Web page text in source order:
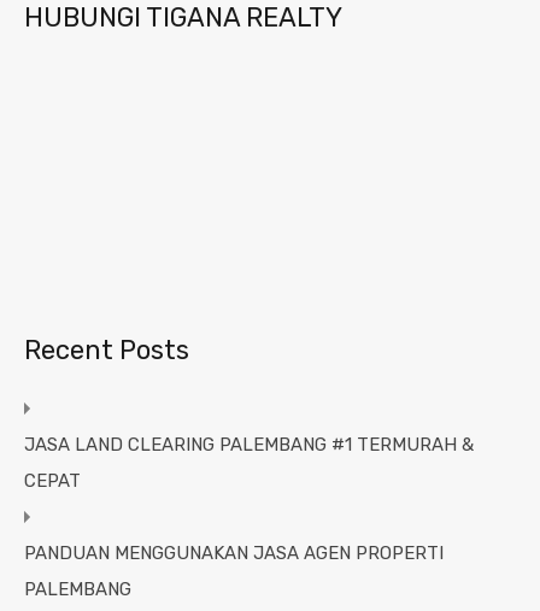
HUBUNGI TIGANA REALTY
Recent Posts
JASA LAND CLEARING PALEMBANG #1 TERMURAH &
CEPAT
PANDUAN MENGGUNAKAN JASA AGEN PROPERTI
PALEMBANG